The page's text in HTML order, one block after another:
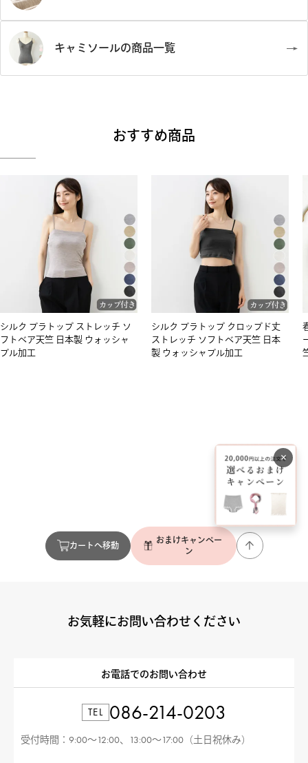
キャミソールの商品一覧
おすすめ商品
シルク ブラトップ ストレッチ ソ
フトベア天竺 日本製 ウォッシャ
ブル加工
シルク ブラトップ クロップド丈
ストレッチ ソフトベア天竺 日本
製 ウォッシャブル加工
×
カートへ移動
おまけキャンペー
ン
お気軽にお問い合わせください
お電話でのお問い合わせ
TEL 086-214-0203
受付時間：9:00〜12:00、13:00〜17:00（土日祝休み）